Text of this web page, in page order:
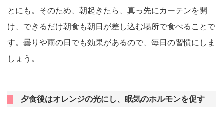
とにも。そのため、朝起きたら、真っ先にカーテンを開
け、できるだけ朝食も朝日が差し込む場所で食べることで
す。曇りや雨の日でも効果があるので、毎日の習慣にしま
しょう。
夕食後はオレンジの光にし、眠気のホルモンを促す